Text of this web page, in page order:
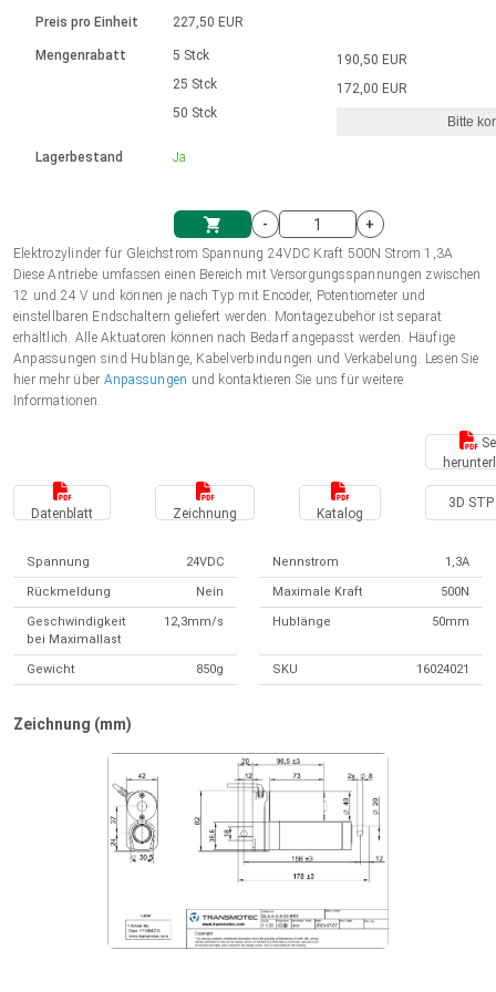
Einheitssystem
Einkaufswagen
Hubmagnete
230 - 50 Hz | 110 - 60 Hz
Drehzahlregelung für die AIS-Serie
Bürstenlose Gleichstrommotoren
mit Planetengetriebe und internem
Ø 28-42| 1-1400 rpm | <= 290Ncm
Bürstenlose DC Motor Controller
Gleichstrommotoren mit
Schneckengetriebe und Bürsten
Ø43-124mm | 31-425rpm | ≤ 41Nm
Treiber für Gleichstrommotoren mit
Synchron-Asynchron | für 1-4 Elektrozylinder
Synchron-Asynchron | für 1-4 Elektrozylinder
Français (EUR)
Polski (EUR)
Norsk (NOK)
Suomi (EUR)
Preis pro Einheit
Mengenrabatt
Lagerbestand
227,50 EUR
5 Stck
25 Stck
50 Stck
Ja
190,50 EUR
172,00 EUR
Bitte
-
+
Elektrozylinder für Gleichstrom Spannung 24VDC Kraft 500N Strom 1,3A
Diese Antriebe umfassen einen Bereich mit Versorgungsspannungen zwischen
12 und 24 V und können je nach Typ mit Encoder, Potentiometer und
einstellbaren Endschaltern geliefert werden. Montagezubehör ist separat
erhältlich. Alle Aktuatoren können nach Bedarf angepasst werden. Häufige
Anpassungen sind Hublänge, Kabelverbindungen und Verkabelung. Lesen Sie
hier mehr über Anpassungen und kontaktieren Sie uns für weitere
Informationen.
Datenblatt Zeichnung Katalog
3D STP
Spannung 24VDC Nennstrom 1,3A
Rückmeldung Nein Maximale Kraft 500N
Geschwindigkeit
bei Maximallast
12,3mm/s Hublänge 50mm
Gewicht 850g SKU 16024021
Zeichnung (mm)